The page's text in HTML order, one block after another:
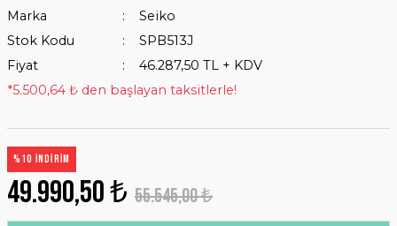
Marka
Seiko
Stok Kodu
SPB513J
Fiyat
46.287,50 TL + KDV
*5.500,64 ₺ den başlayan taksitlerle!
%10 İNDİRİM
49.990,50 ₺ 55.545,00 ₺